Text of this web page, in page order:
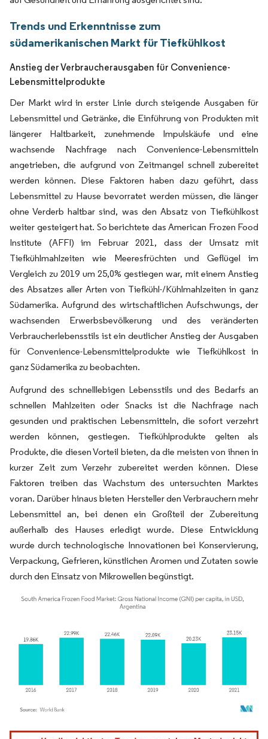
Trends und Erkenntnisse zum
südamerikanischen Markt für Tiefkühlkost
Anstieg der Verbraucherausgaben für Convenience-
Lebensmittelprodukte
Der Markt wird in erster Linie durch steigende Ausgaben für
Lebensmittel und Getränke, die Einführung von Produkten mit
längerer Haltbarkeit, zunehmende Impulskäufe und eine
wachsende Nachfrage nach Convenience-Lebensmitteln
angetrieben, die aufgrund von Zeitmangel schnell zubereitet
werden können. Diese Faktoren haben dazu geführt, dass
Lebensmittel zu Hause bevorratet werden müssen, die länger
ohne Verderb haltbar sind, was den Absatz von Tiefkühlkost
weiter gesteigert hat. So berichtete das American Frozen Food
Institute (AFFI) im Februar 2021, dass der Umsatz mit
Tiefkühlmahlzeiten wie Meeresfrüchten und Geflügel im
Vergleich zu 2019 um 25,0% gestiegen war, mit einem Anstieg
des Absatzes aller Arten von Tiefkühl-/Kühlmahlzeiten in ganz
Südamerika. Aufgrund des wirtschaftlichen Aufschwungs, der
wachsenden Erwerbsbevölkerung und des veränderten
Verbraucherlebensstils ist ein deutlicher Anstieg der Ausgaben
für Convenience-Lebensmittelprodukte wie Tiefkühlkost in
ganz Südamerika zu beobachten.
Aufgrund des schnelllebigen Lebensstils und des Bedarfs an
schnellen Mahlzeiten oder Snacks ist die Nachfrage nach
gesunden und praktischen Lebensmitteln, die sofort verzehrt
werden können, gestiegen. Tiefkühlprodukte gelten als
Produkte, die diesen Vorteil bieten, da die meisten von ihnen in
kurzer Zeit zum Verzehr zubereitet werden können. Diese
Faktoren treiben das Wachstum des untersuchten Marktes
voran. Darüber hinaus bieten Hersteller den Verbrauchern mehr
Lebensmittel an, bei denen ein Großteil der Zubereitung
außerhalb des Hauses erledigt wurde. Diese Entwicklung
wurde durch technologische Innovationen bei Konservierung,
Verpackung, Gefrieren, künstlichen Aromen und Zutaten sowie
durch den Einsatz von Mikrowellen begünstigt.
Bild © Mordor Intelligence. Wiederverwendung erfordert Namensnennung gemäß